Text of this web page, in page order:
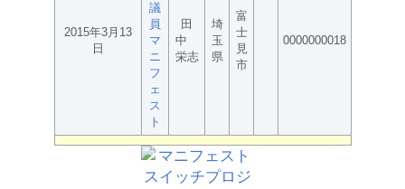
2015年3月13
日
議
員
マ
ニ
フ
ェ
ス
ト
田
中
栄志
埼
玉
県
富
士
見
市
0000000018